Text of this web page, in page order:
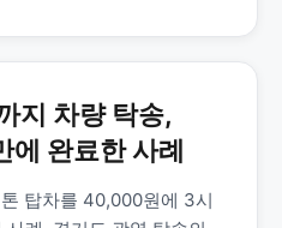
지 차량 탁송,
완료한 사례
탑차를 40,000원에 3시